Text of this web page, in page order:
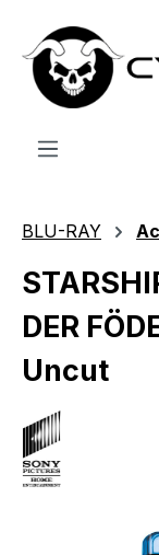
Zum Hauptinhalt
BLU-RAY
DER
Uncut
Bildergalerie